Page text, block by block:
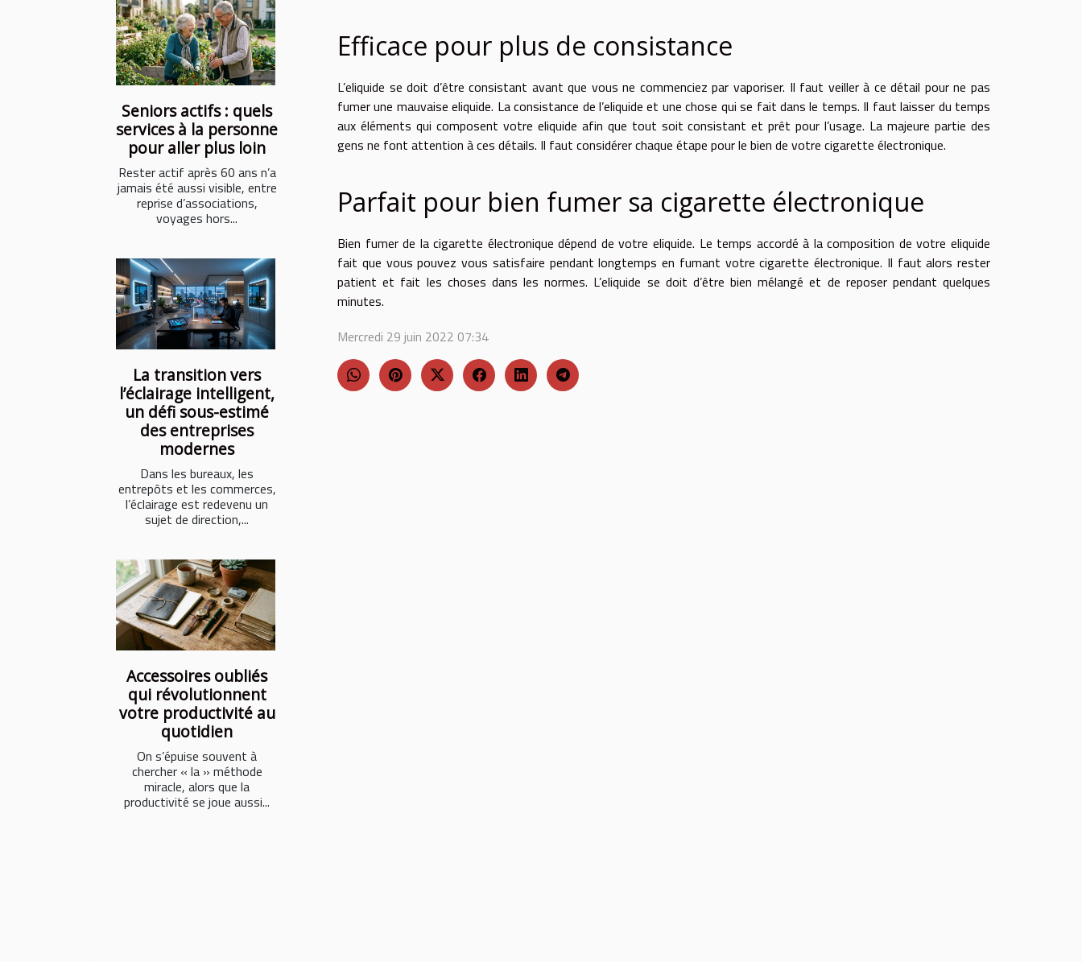
Seniors actifs : quels
services à la personne
pour aller plus loin
Rester actif après 60 ans n’a
jamais été aussi visible, entre
reprise d’associations,
voyages hors...
La transition vers
l’éclairage intelligent,
un défi sous-estimé
des entreprises
modernes
Dans les bureaux, les
entrepôts et les commerces,
l’éclairage est redevenu un
sujet de direction,...
Accessoires oubliés
qui révolutionnent
votre productivité au
quotidien
On s’épuise souvent à
chercher « la » méthode
miracle, alors que la
productivité se joue aussi...
Efficace pour plus de consistance
L’eliquide se doit d’être consistant avant que vous ne commenciez par vaporiser. Il faut veiller à ce détail pour ne pas
fumer une mauvaise eliquide. La consistance de l’eliquide et une chose qui se fait dans le temps. Il faut laisser du temps
aux éléments qui composent votre eliquide afin que tout soit consistant et prêt pour l’usage. La majeure partie des
gens ne font attention à ces détails. Il faut considérer chaque étape pour le bien de votre cigarette électronique.
Parfait pour bien fumer sa cigarette électronique
Bien fumer de la cigarette électronique dépend de votre eliquide. Le temps accordé à la composition de votre eliquide
fait que vous pouvez vous satisfaire pendant longtemps en fumant votre cigarette électronique. Il faut alors rester
patient et fait les choses dans les normes. L’eliquide se doit d’être bien mélangé et de reposer pendant quelques
minutes.
Mercredi 29 juin 2022 07:34